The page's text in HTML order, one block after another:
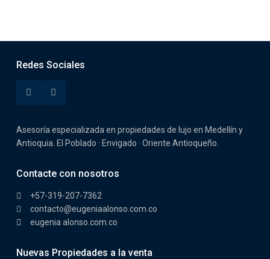
Redes Sociales
Asesoría especializada en propiedades de lujo en Medellín y
Antioquia. El Poblado · Envigado · Oriente Antioqueño.
Contacte con nosotros
+57-319-207-7362
contacto@eugeniaalonso.com.co
eugenia alonso.com.co
Nuevas Propiedades a la venta